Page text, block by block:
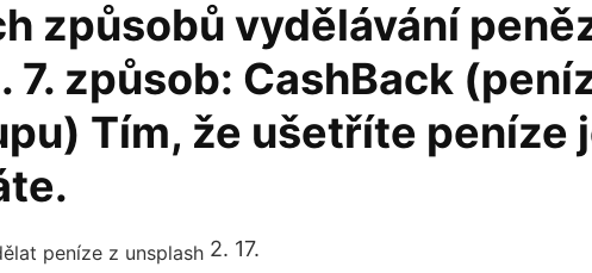
způsobů vydělávání
7. způsob: CashBack
Tím, že ušetříte peníze
2. 17.